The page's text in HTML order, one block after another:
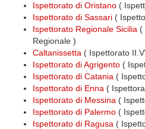
Ispettorato di Oristano (
Ispettorato di Sassari (
Ispettorato Regionale Sicilia (
Regionale )
Caltanissetta ( Ispettorato
Ispettorato di Agrigento (
Ispettorato di Catania (
Ispettorato di Enna (
Ispettorato di Messina (
Ispettorato di Palermo (
Ispettorato di Ragusa (